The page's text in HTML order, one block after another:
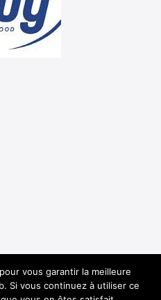
- Mentions Légales-
vous garantir la meilleure
Si vous continuez à utiliser ce